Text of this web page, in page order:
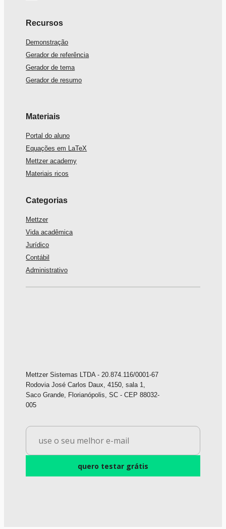
Recursos
Demonstração
Gerador de referência
Gerador de tema
Gerador de resumo
Materiais
Portal do aluno
Equações em LaTeX
Mettzer academy
Materiais ricos
Categorias
Mettzer
Vida acadêmica
Jurídico
Contábil
Administrativo
Mettzer Sistemas LTDA - 20.874.116/0001-67
Rodovia José Carlos Daux, 4150, sala 1,
Saco Grande, Florianópolis, SC - CEP 88032-
005
quero testar grátis